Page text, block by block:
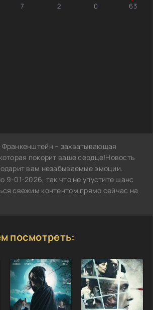
7 2 0 63
– захватывающая
покорит ваше сердце!Новость
вам незабываемые эмоции.
9-01-2026, так что не упустите шанс
свежим контентом прямо сейчас на
посмотреть: